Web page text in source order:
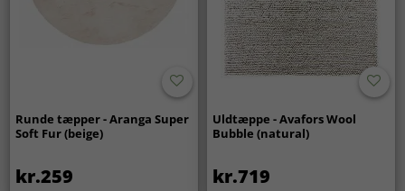
Runde tæpper - Aranga Super
Soft Fur (beige)
kr.259
Uldtæppe - Avafors Wool
Bubble (natural)
kr.719